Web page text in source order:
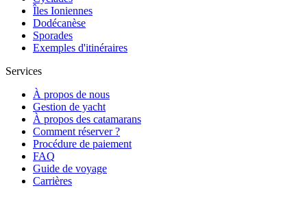
Îles Ioniennes
Dodécanèse
Sporades
Exemples d'itinéraires
Services
À propos de nous
Gestion de yacht
À propos des catamarans
Comment réserver ?
Procédure de paiement
FAQ
Guide de voyage
Carrières